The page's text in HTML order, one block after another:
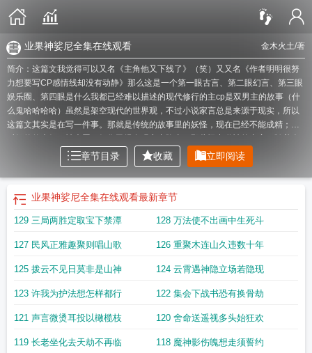
金木火土/著
业果神娑尼全集在线观看
简介：这篇文我觉得可以又名《主角他又下线了》（笑）又又名《作者明明很努
力想要写CP感情线却没有动静》那么这是一个第一眼古言、第二眼幻言、第三眼
娱乐圈、第四眼是什么我都已经难以描述的现代修行的主cp是双男主的故事（什
么鬼哈哈哈哈）虽然是架空现代的世界观，不过小说家言总是来源于现实，所以
这篇文其实是在写一件事。那就是传统的故事里的妖怪，现在已经不能成精；古
们思想的变化，也已经不是过去的样子。古时候烧纸钱，烧的是金元宝，今天会
烧美元、汽车、手机、别墅。……
业果神娑尼第二季业果木采集路线
尼346集业果神娑尼 电视剧在线观看业果相续是什么意思业果神娑尼第一季全
集业果神娑尼全集完整版业果神娑尼业果神娑尼传电视剧免费观看
果的区别业果神娑尼结局业果如种业果神娑尼剧情介绍业果原理业果相
续业果神娑尼第二季电视剧全集中文 业果的原理业果俨然业果相续的意思
神娑尼完整版业果法则四点业果神娑尼母亲结局业果愚和真实义愚
尼演员表业果四大定律业果相续的因缘浅释业果法则什么意思四种真谛是什么
四个特征业果神裟尼业果如理取舍如何理解如痴如聋业果不空业果判官
神娑尼 电视剧免费观看苹果香歌曲原唱业果神娑尼全集在线业果木在哪采
愚和真实义愚的意思原神业果木在哪 业果法则是什么意思非定即熟
章节目录 收藏 立即阅读
业果神娑尼全集在线观看最新章节
129 三局两胜定取宝下禁潭 128 万法使不出画中生死斗
127 民风正雅趣聚则唱山歌 126 重聚木连山久违数十年
125 拨云不见日莫非是山神 124 云霄遇神隐立场若隐现
123 许我为护法想怎样都行 122 集会下战书恐有换骨劫
121 声言微烫耳投以橄榄枝 120 舍命送遥视多头始狂欢
119 长老坐化去天劫不再临 118 魔神影伤魄想走须誓约